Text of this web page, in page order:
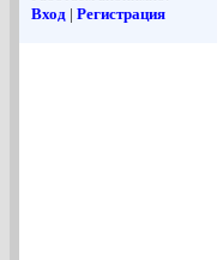
Вход | Регистрация